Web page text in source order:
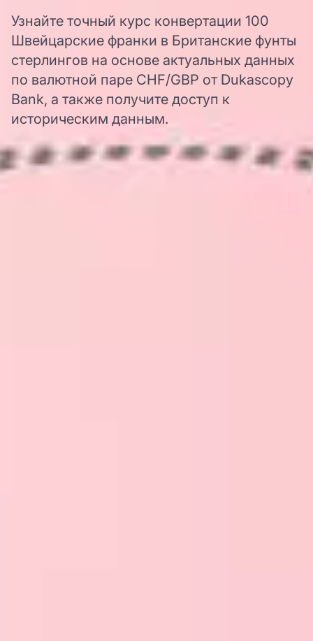
Узнайте точный курс конвертации 100
Швейцарские франки в Британские фунты
стерлингов на основе актуальных данных
по валютной паре CHF/GBP от Dukascopy
Bank, а также получите доступ к
историческим данным.